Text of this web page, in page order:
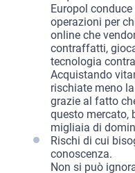
Europol
operazioni per
online che
contraffatti,
tecnologia
Acquistando
rischiate meno
grazie al fatto
questo mercato,
migliaia di
Rischi di cui
conoscenza.
Non si può